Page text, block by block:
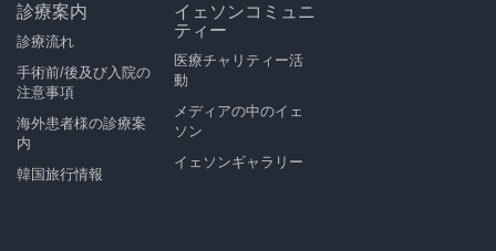
診療案内
診療流れ
手術前/後及び入院の
注意事項
海外患者様の診療案
内
韓国旅行情報
イェソンコミュニ
ティー
医療チャリティー活
動
メディアの中のイェ
ソン
イェソンギャラリー